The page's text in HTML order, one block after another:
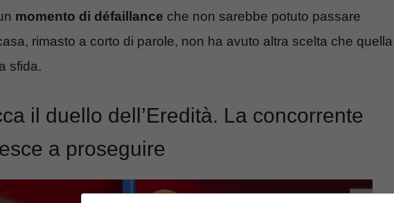
momento di défaillance che non sarebbe potuto passare
rimasto a corto di parole, non ha avuto altra scelta che quella
sfida.
il duello dell’Eredità. La concorrente
a proseguire